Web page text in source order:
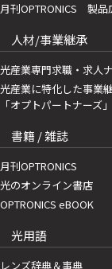
月刊OPTRONICS 製品
人材/事業継承
光産業専門求職・求人
光産業に特化した事業
「オプトパートナーズ」
書籍 / 雑誌
月刊OPTRONICS
光のオンライン書店
OPTRONICS eBOOK
光用語
レンズ辞典＆事典